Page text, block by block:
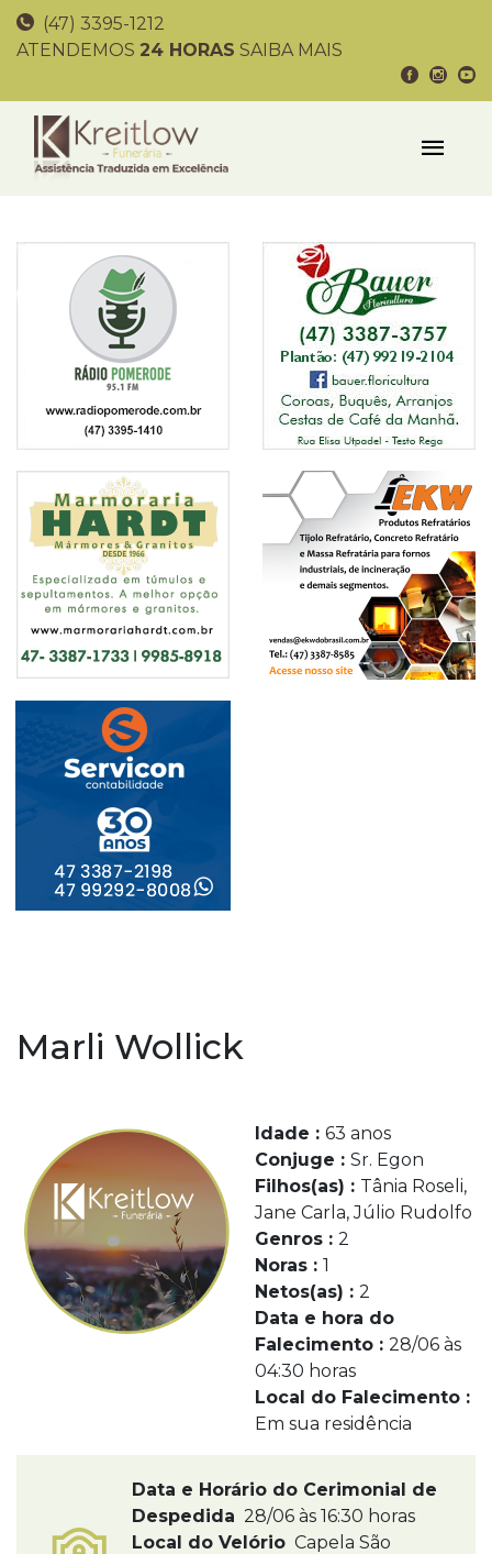
(47) 3395-1212
ATENDEMOS 24 HORAS SAIBA MAIS
Marli Wollick
Idade : 63 anos
Conjuge : Sr. Egon
Filhos(as) : Tânia Roseli,
Jane Carla, Júlio Rudolfo
Genros : 2
Noras : 1
Netos(as) : 2
Data e hora do
Falecimento : 28/06 às
04:30 horas
Local do Falecimento :
Em sua residência
Data e Horário do Cerimonial de
Despedida 28/06 às 16:30 horas
Local do Velório Capela São